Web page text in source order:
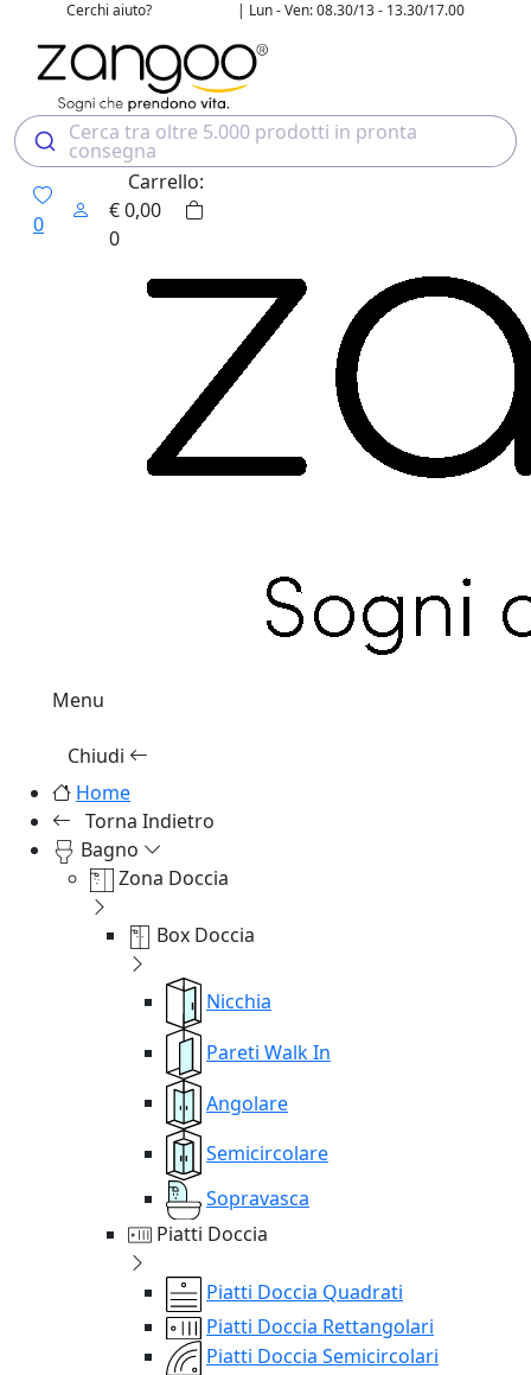
Cerchi aiuto? | Lun - Ven: 08.30/13 - 13.30/17.00
Cerca tra oltre 5.000 prodotti in pronta
consegna
0
Carrello:
€0,00
0
Menu
Chiudi
Home
Torna Indietro
Bagno
Zona Doccia
Box Doccia
Nicchia
Pareti Walk In
Angolare
Semicircolare
Sopravasca
Piatti Doccia
Piatti Doccia Quadrati
Piatti Doccia Rettangolari
Piatti Doccia Semicircolari